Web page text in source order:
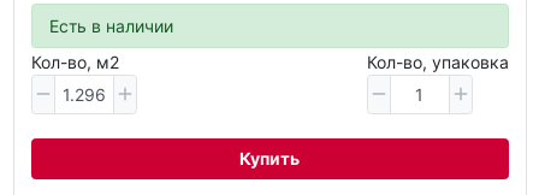
Есть в наличии
Кол-во, м2
Кол-во, упаковка
Купить